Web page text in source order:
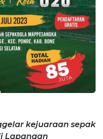
kejuaraan sepak
Lapangan